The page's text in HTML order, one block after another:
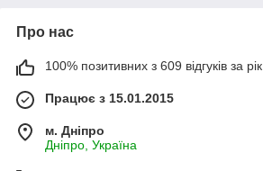
Про нас
100% позитивних з 609 відгуків за рік
Працює з 15.01.2015
м. Дніпро
Дніпро, Україна